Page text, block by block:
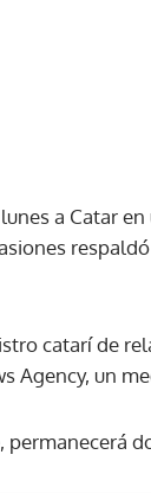
a Catar
catarí de
Agency, un